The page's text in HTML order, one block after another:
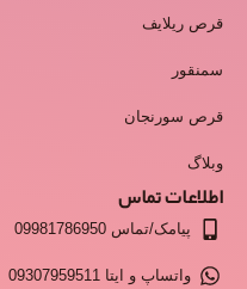
قرص ریلایف
سمنقور
قرص سورنجان
وبلاگ
اطلاعات تماس
پیامک/تماس 09981786950
واتساپ و ایتا 09307959511